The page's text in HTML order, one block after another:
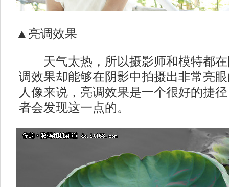
▲亮调效果
天气太热，所以摄影师和模特都在
调效果却能够在阴影中拍摄出非常亮
人像来说，亮调效果是一个很好的捷
者会发现这一点的。